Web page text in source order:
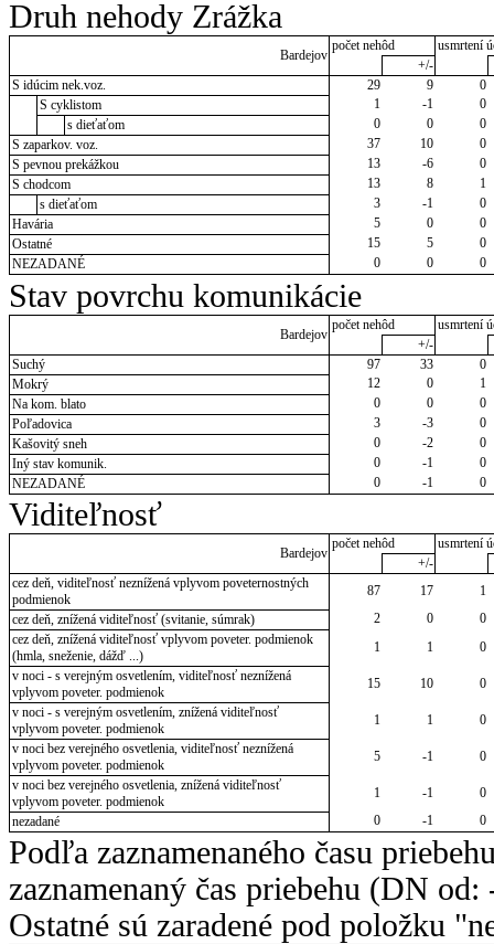
Druh nehody Zrážka
Bardejov
počet nehôd
usmrtení
+/-
S idúcim nek.voz.
29 9
0
S cyklistom
1 -1
0
s dieťaťom
0 0
0
S zaparkov. voz.
37 10
0
S pevnou prekážkou
13 -6
0
S chodcom
13 8
1
s dieťaťom
3 -1
0
Havária
5 0
0
Ostatné
15 5
0
NEZADANÉ
0 0 0
Stav povrchu komunikácie
Bardejov
počet nehôd
usmrtení
+/-
Suchý
97 33
0
Mokrý
12 0
1
Na kom. blato
0 0
0
Poľadovica
3 -3
0
Kašovitý sneh
0 -2
0
Iný stav komunik.
0 -1
0
NEZADANÉ
0 -1 0
Viditeľnosť
Bardejov
počet nehôd
usmrtení
+/-
cez deň, viditeľnosť neznížená vplyvom poveternostných
podmienok
87 17
1
cez deň, znížená viditeľnosť (svitanie, súmrak)
2 0
0
cez deň, znížená viditeľnosť vplyvom poveter. podmienok
(hmla, sneženie, dážď ...)
1 1
0
v noci - s verejným osvetlením, viditeľnosť neznížená
vplyvom poveter. podmienok
15 10
0
v noci - s verejným osvetlením, znížená viditeľnosť
vplyvom poveter. podmienok
1 1
0
v noci bez verejného osvetlenia, viditeľnosť neznížená
vplyvom poveter. podmienok
5 -1
0
v noci bez verejného osvetlenia, znížená viditeľnosť
vplyvom poveter. podmienok
1 -1
0
nezadané
0 -1 0
Podľa zaznamenaného času
zaznamenaný čas priebehu (DN
Ostatné sú zaradené pod položku